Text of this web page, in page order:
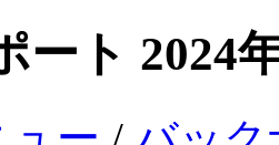
ート 2024